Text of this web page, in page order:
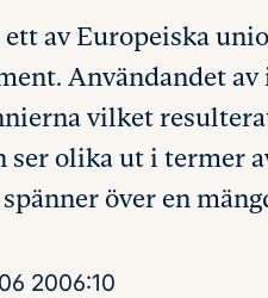
av Europeiska
Användandet
vilket
olika ut i termer
över en
2006:10